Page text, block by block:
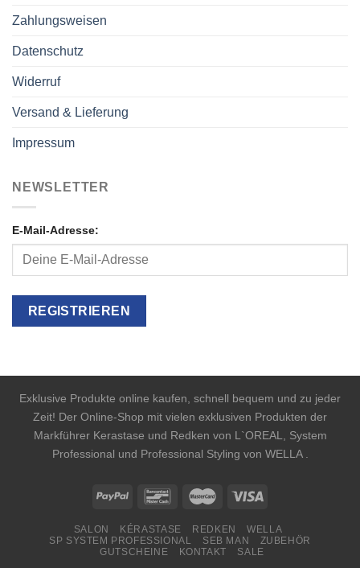
Zahlungsweisen
Datenschutz
Widerruf
Versand & Lieferung
Impressum
NEWSLETTER
E-Mail-Adresse:
Exklusive Produkte online kaufen, schnell bequem und zu jeder
Zeit! Der Online-Shop mit vielen exklusiven Produkten der
Markführer Kerastase und Redken von L`OREAL, System
Professional und Professional Styling von WELLA .
SALON KÉRASTASE REDKEN
WELLA
SP SYSTEM PROFESSIONAL
SEB MAN
ZUBEHÖR
GUTSCHEINE
KONTAKT SALE